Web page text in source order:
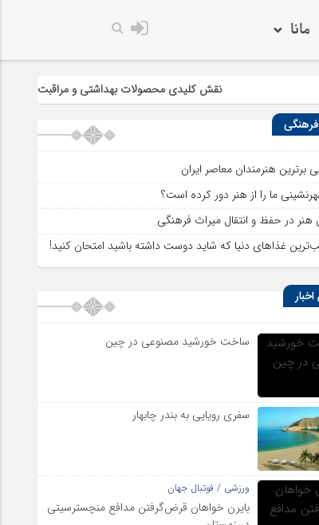
مانا
نقش کلیدی محصولات بهداشتی و مراقبت از پوست در
برترین هنرمندان معاصر ایران
ما را از هنر دور کرده است؟
در حفظ و انتقال میراث فرهنگی
غذاهای دنیا که شاید دوست داشته باشید امتحان کنید!
ساخت خورشید مصنوعی در چین
سفری رویایی به بندر چابهار
ورزشی / فوتبال جهان
بایرن خواهان قرض‌گرفتن مدافع منچسترسیتی